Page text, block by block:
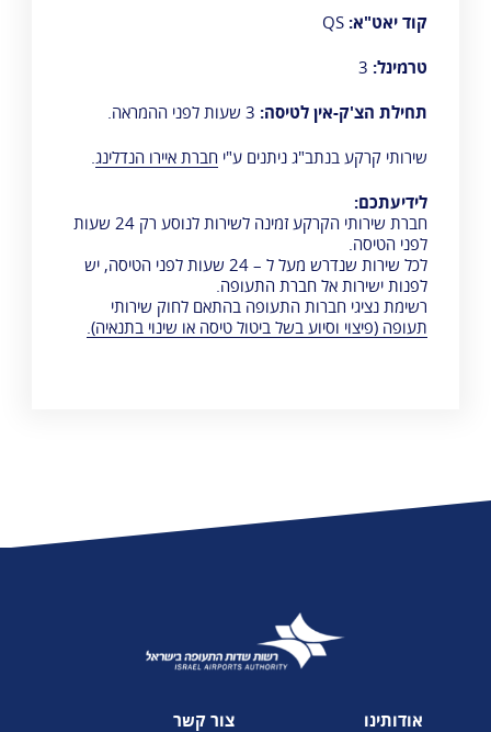
קוד יאט"א: QS
טרמינל:
תחילת הצ'ק-אין לטיסה:
שירותי קרקע בנתב"ג ניתנים ע"י חברת איירו הנדלינג
לידיעתכם:
חברת שירותי הקרקע זמינה לשירות לנוסע רק 24 שעות
לפני הטיסה.
לכל שירות שנדרש מעל ל – 24 שעות לפני הטיסה, יש
לפנות ישירות אל חברת התעופה.
רשימת נציגי חברות התעופה בהתאם לחוק שירותי
תעופה (פיצוי וסיוע בשל ביטול טיסה או שינוי בתנאיה).
אודותינו צור קשר